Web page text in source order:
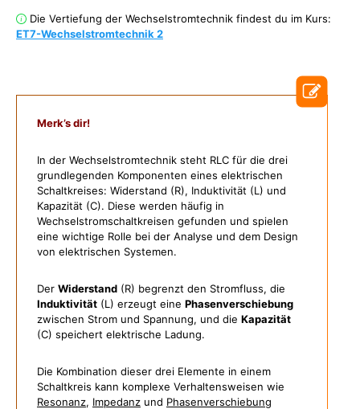
Die Vertiefung der Wechselstromtechnik findest du im Kurs:
ET7-Wechselstromtechnik 2
Merk’s dir!
In der Wechselstromtechnik steht RLC für die drei
grundlegenden Komponenten eines elektrischen
Schaltkreises: Widerstand (R), Induktivität (L) und
Kapazität (C). Diese werden häufig in
Wechselstromschaltkreisen gefunden und spielen
eine wichtige Rolle bei der Analyse und dem Design
von elektrischen Systemen.
Der Widerstand (R) begrenzt den Stromfluss, die
Induktivität (L) erzeugt eine Phasenverschiebung
zwischen Strom und Spannung, und die Kapazität
(C) speichert elektrische Ladung.
Die Kombination dieser drei Elemente in einem
Schaltkreis kann komplexe Verhaltensweisen wie
Resonanz, Impedanz und Phasenverschiebung